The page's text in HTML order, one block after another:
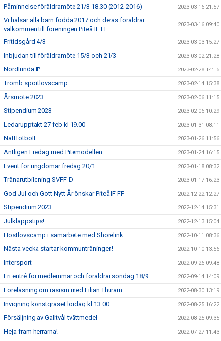
Påminnelse föräldramöte 21/3 18.30 (2012-2016) 2023-03-16 21:57
Vi hälsar alla barn födda 2017 och deras föräldrar
välkommen till föreningen Piteå IF FF.
2023-03-16 09:40
Fritidsgård 4/3 2023-03-03 15:27
Inbjudan till föräldramöte 15/3 och 21/3 2023-03-02 21:28
Nordlunda IP 2023-02-28 14:15
Tromb sportlovscamp 2023-02-14 15:38
Årsmöte 2023 2023-02-06 11:15
Stipendium 2023 2023-02-06 10:29
Ledarupptakt 27 feb kl 19.00 2023-01-31 08:11
Nattfotboll 2023-01-26 11:56
Äntligen Fredag med Pitemodellen 2023-01-24 16:15
Event för ungdomar fredag 20/1 2023-01-18 08:32
Tränarutbildning SVFF-D 2023-01-17 16:23
God Jul och Gott Nytt År önskar Piteå IF FF 2022-12-22 12:27
Stipendium 2023 2022-12-14 15:31
Julklappstips! 2022-12-13 15:04
Höstlovscamp i samarbete med Shorelink 2022-10-11 08:36
Nästa vecka startar kommunträningen! 2022-10-10 13:56
Intersport 2022-09-26 09:48
Fri entré för medlemmar och föräldrar söndag 18/9 2022-09-14 14:09
Föreläsning om rasism med Lilian Thuram 2022-08-30 13:19
Invigning konstgräset lördag kl 13.00 2022-08-25 16:22
Försäljning av Galltvål tvättmedel 2022-08-25 09:35
Heja fram herrarna! 2022-07-27 11:43